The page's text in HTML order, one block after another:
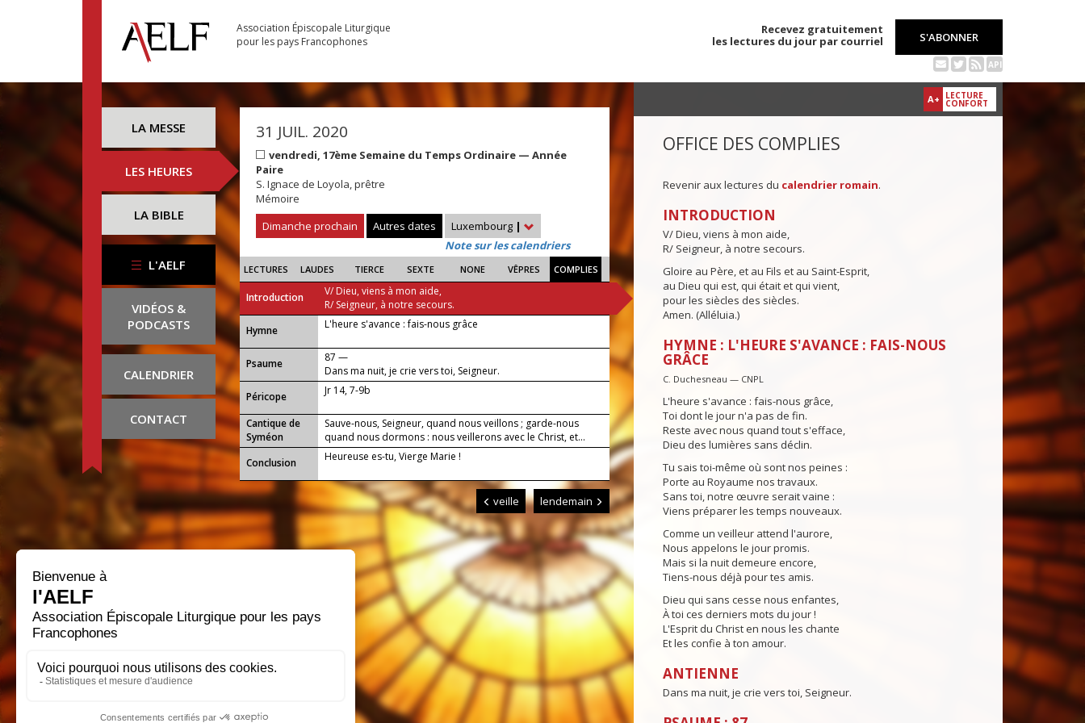
Association Épiscopale Liturgique
pour les pays Francophones
Recevez gratuitement
les lectures du jour par courriel
S'ABONNER
API
LA MESSE
LES HEURES
LA BIBLE
L'AELF
VIDÉOS &
PODCASTS
CALENDRIER
CONTACT
31 JUIL. 2020
vendredi, 17ème Semaine du Temps Ordinaire — Année
Paire
S. Ignace de Loyola, prêtre
Mémoire
Dimanche prochain
Autres dates Luxembourg |
Note sur les calendriers
LECTURES LAUDES TIERCE SEXTE NONE VÊPRES COMPLIES
Introduction
V/ Dieu, viens à mon aide,
R/ Seigneur, à notre secours.
...
Hymne L'heure s'avance : fais-nous grâce
Psaume
87 —
Dans ma nuit, je crie vers toi, Seigneur.
Péricope
Jr 14, 7-9b
Cantique de
Syméon
Sauve-nous, Seigneur, quand nous veillons ; garde-nous
quand nous dormons : nous veillerons avec le Christ, et...
Conclusion
Heureuse es-tu, Vierge Marie !
veille lendemain
A+ LECTURE
CONFORT
OFFICE DES COMPLIES
Revenir aux lectures du calendrier romain.
INTRODUCTION
V/ Dieu, viens à mon aide,
R/ Seigneur, à notre secours.
Gloire au Père, et au Fils et au Saint-Esprit,
au Dieu qui est, qui était et qui vient,
pour les siècles des siècles.
Amen. (Alléluia.)
HYMNE : L'HEURE S'AVANCE : FAIS-NOUS
GRÂCE
C. Duchesneau — CNPL
L'heure s'avance : fais-nous grâce,
Toi dont le jour n'a pas de fin.
Reste avec nous quand tout s'efface,
Dieu des lumières sans déclin.
Tu sais toi-même où sont nos peines :
Porte au Royaume nos travaux.
Sans toi, notre œuvre serait vaine :
Viens préparer les temps nouveaux.
Comme un veilleur attend l'aurore,
Nous appelons le jour promis.
Mais si la nuit demeure encore,
Tiens-nous déjà pour tes amis.
Dieu qui sans cesse nous enfantes,
À toi ces derniers mots du jour !
L'Esprit du Christ en nous les chante
Et les confie à ton amour.
ANTIENNE
Dans ma nuit, je crie vers toi, Seigneur.